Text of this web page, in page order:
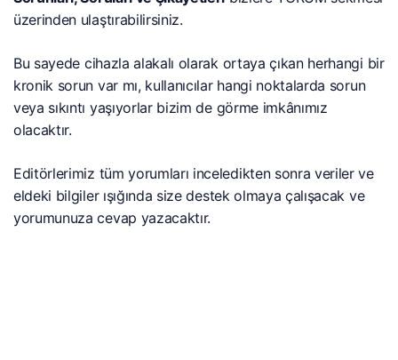
üzerinden ulaştırabilirsiniz.
Bu sayede cihazla alakalı olarak ortaya çıkan herhangi bir
kronik sorun var mı, kullanıcılar hangi noktalarda sorun
veya sıkıntı yaşıyorlar bizim de görme imkânımız
olacaktır.
Editörlerimiz tüm yorumları inceledikten sonra veriler ve
eldeki bilgiler ışığında size destek olmaya çalışacak ve
yorumunuza cevap yazacaktır.